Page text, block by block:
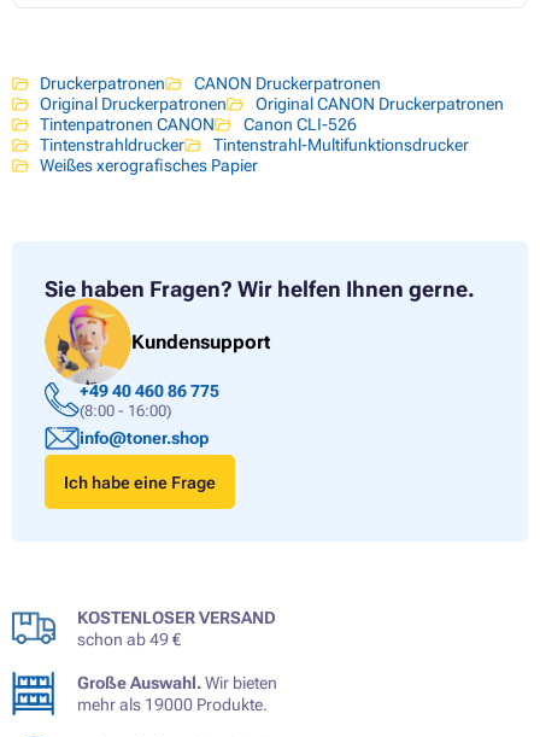
Druckerpatronen
CANON Druckerpatronen
Original Druckerpatronen
Original CANON Druckerpatronen
Tintenpatronen CANON
Canon CLI-526
Tintenstrahldrucker
Tintenstrahl-Multifunktionsdrucker
Weißes xerografisches Papier
Sie haben Fragen? Wir helfen Ihnen gerne.
Kundensupport
+49 40 460 86 775
(8:00 - 16:00)
info@toner.shop
Ich habe eine Frage
KOSTENLOSER VERSAND
schon ab 49 €
Große Auswahl.Wir bieten
mehr als 19000 Produkte.